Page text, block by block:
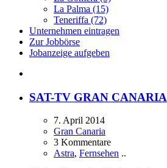
La Palma (15)
Teneriffa (72)
Unternehmen eintragen
Zur Jobbörse
Jobanzeige aufgeben
SAT-TV GRAN CANARIA
7. April 2014
Gran Canaria
3 Kommentare
Astra, Fernsehen ..